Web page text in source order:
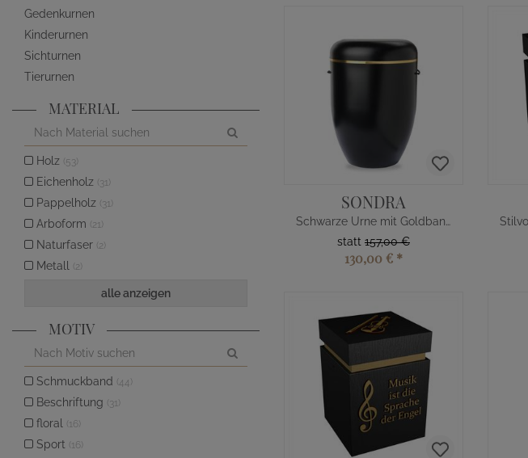
SONDRA
Schwarze Urne mit Goldband
statt 157,00 €
130,00 € *
Gedenkurnen
Kinderurnen
Sichturnen
Tierurnen
MATERIAL
Holz (53)
Eichenholz (31)
Pappelholz (31)
Arboform (21)
Naturfaser (2)
Metall (2)
alle anzeigen
MOTIV
Schmuckband (44)
Beschriftung (31)
floral (16)
Sport (16)